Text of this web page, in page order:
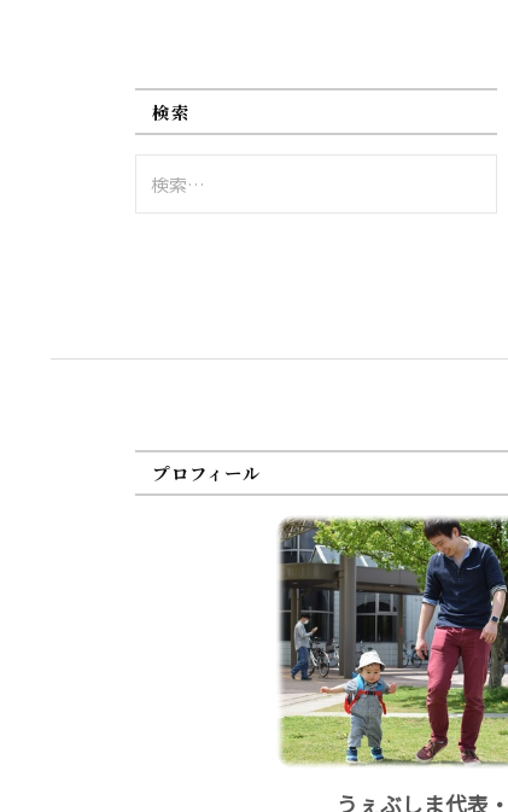
検索
索:
プロフィール
うぇぶしま代表